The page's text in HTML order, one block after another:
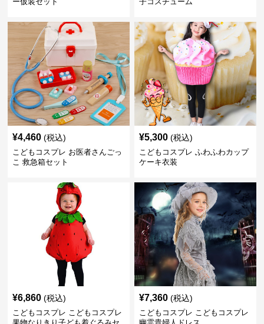
¥4,460 (税込)
こどもコスプレ お医者さんごっ
こ 救急箱セット
¥5,300 (税込)
こどもコスプレ ふわふわカップ
ケーキ衣装
¥6,860 (税込)
こどもコスプレ こどもコスプレ
¥7,360 (税込)
こどもコスプレ こどもコスプレ